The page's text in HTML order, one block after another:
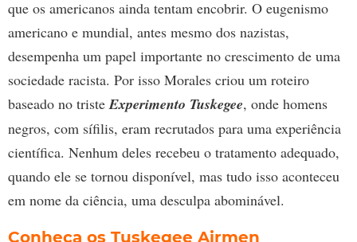
que os americanos ainda tentam encobrir. O eugenismo
americano e mundial, antes mesmo dos nazistas,
desempenha um papel importante no crescimento de uma
sociedade racista. Por isso Morales criou um roteiro
baseado no tristeExperimento Tuskegee, onde homens
negros, com sífilis, eram recrutados para uma experiência
científica. Nenhum deles recebeu o tratamento adequado,
quando ele se tornou disponível, mas tudo isso aconteceu
em nome da ciência, uma desculpa abominável.
Conheça os Tuskegee Airmen